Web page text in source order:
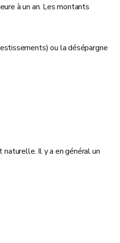
à un an. Les montants
ou la désépargne
naturelle. Il y a en général un